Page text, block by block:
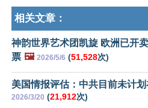
相关文章：
神韵世界艺术团凯旋 欧洲已开
票 🖼️ 2026/5/6 (51,528次)
美国情报评估：中共目前未计
2026/3/20 (21,912次)